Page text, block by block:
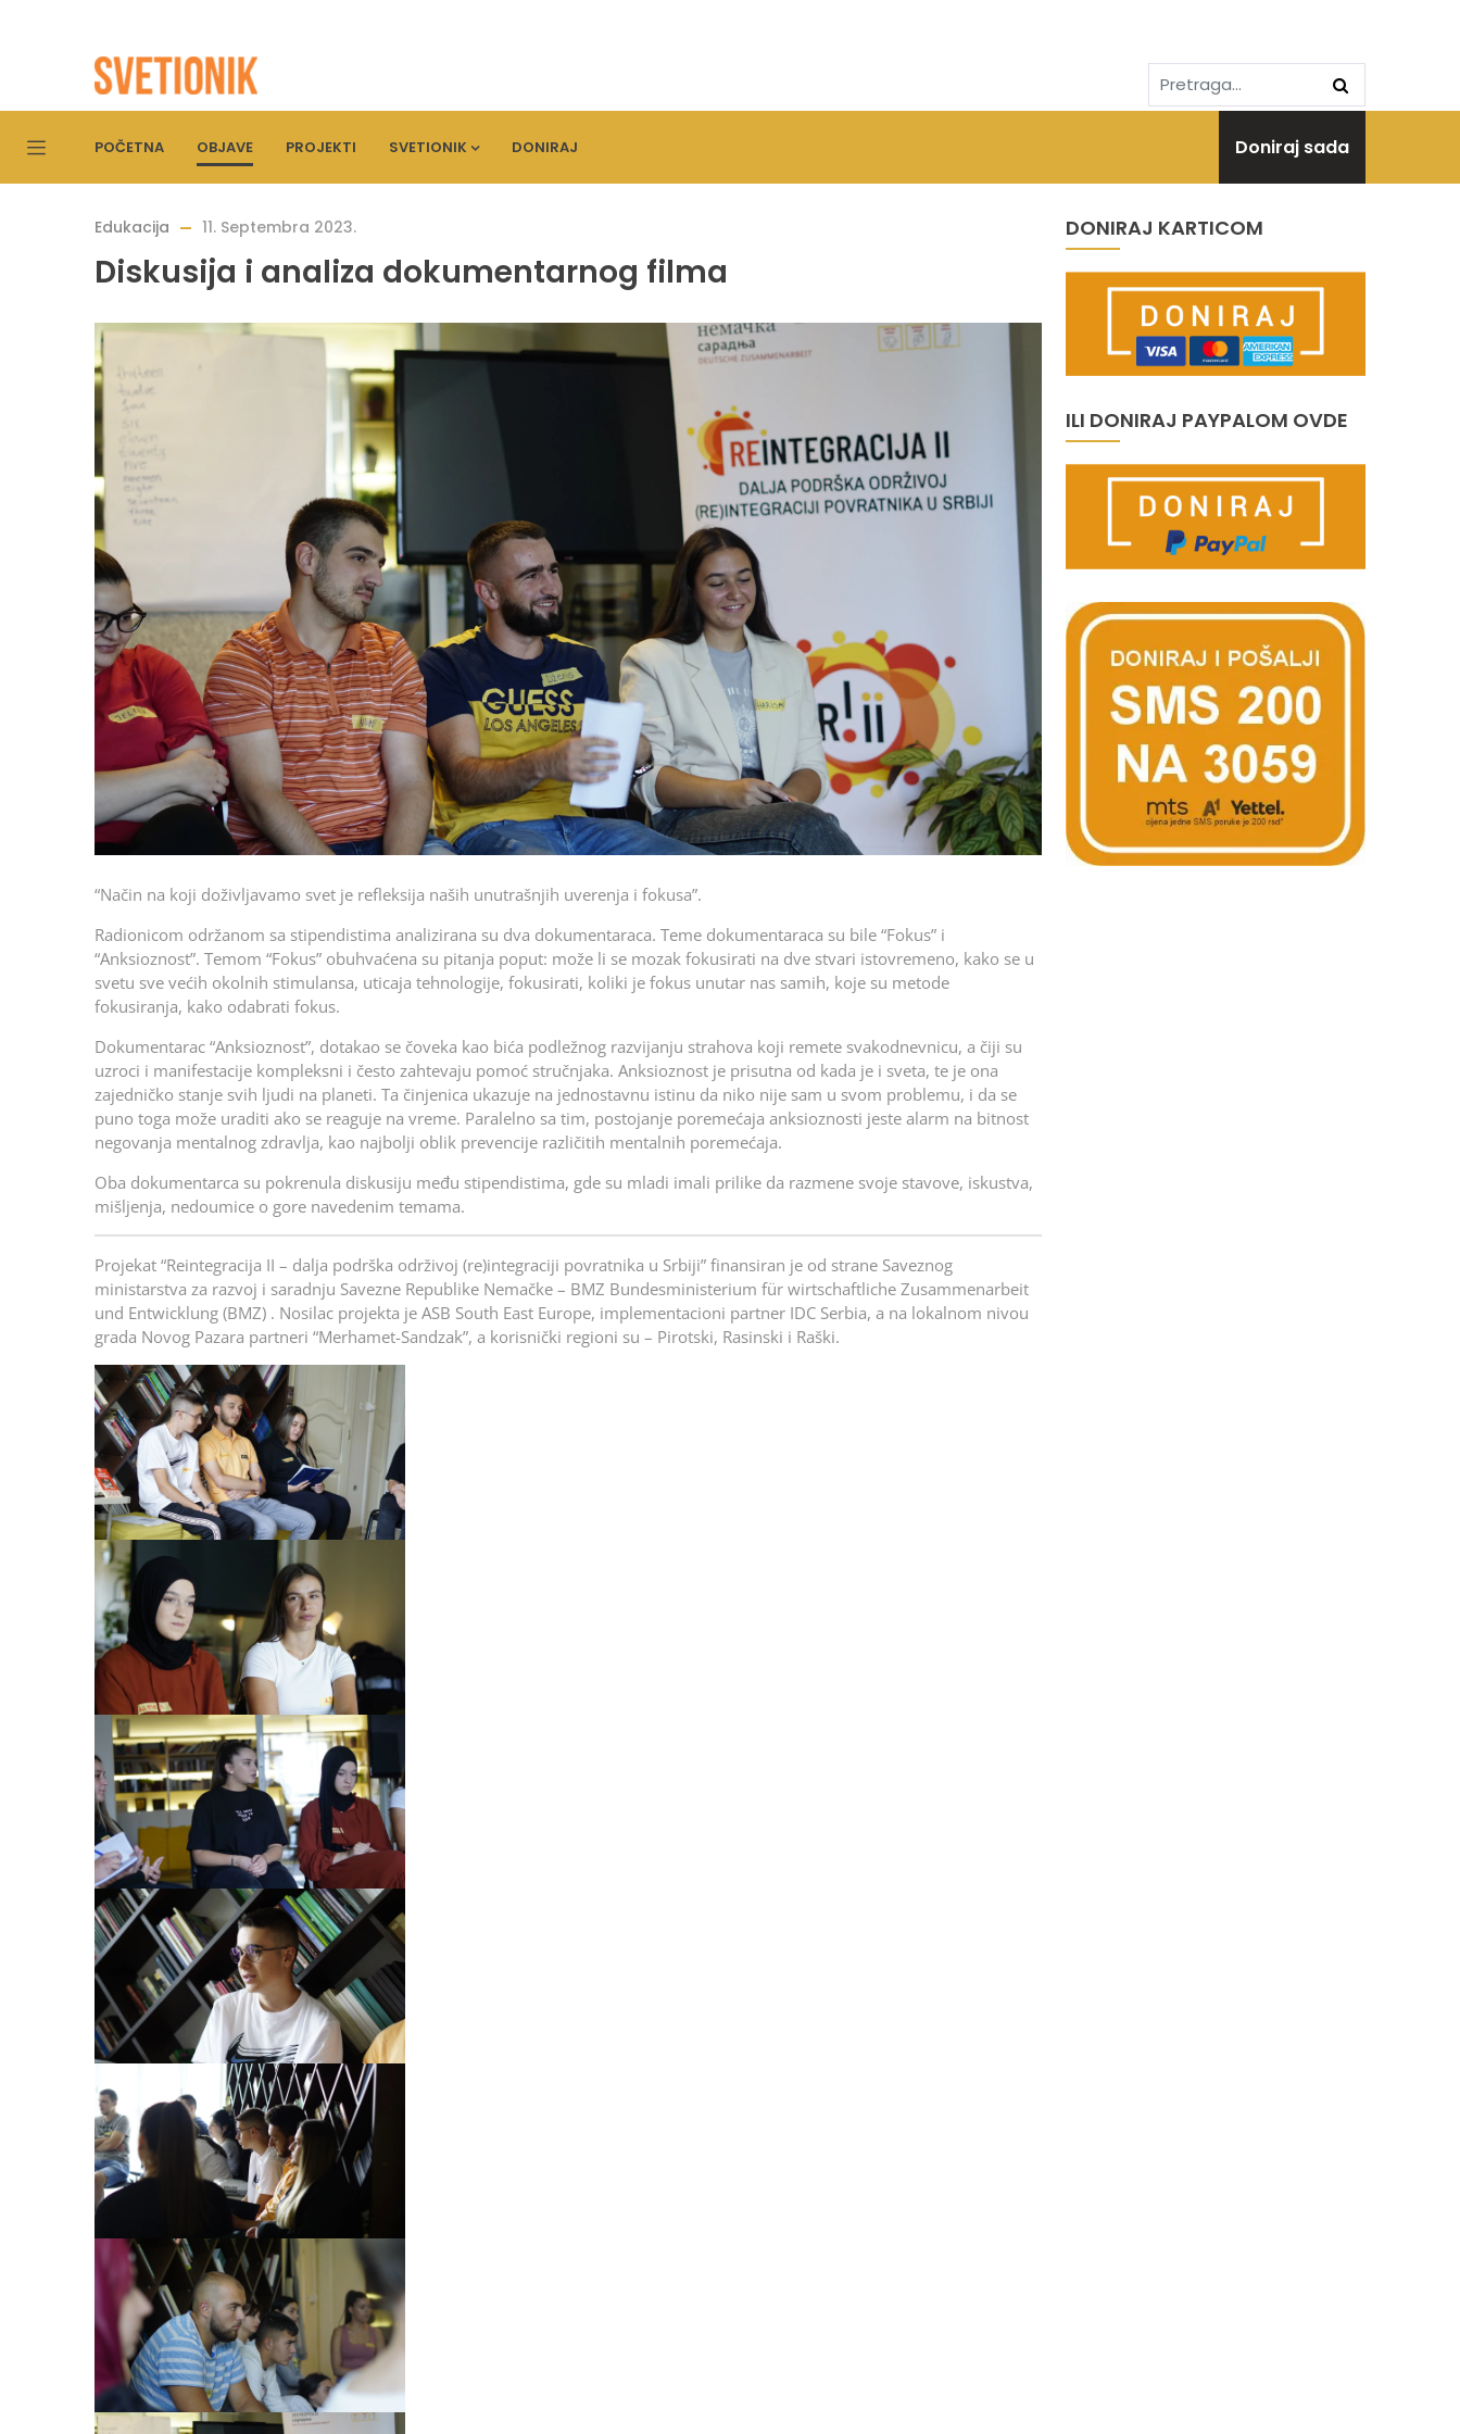
POČETNA OBJAVE PROJEKTI SVETIONIK DONIRAJ Doniraj sada
Edukacija 11. Septembra 2023.
Diskusija i analiza dokumentarnog filma
“Način na koji doživljavamo svet je refleksija naših unutrašnjih uverenja i fokusa”.
Radionicom održanom sa stipendistima analizirana su dva dokumentaraca. Teme dokumentaraca su bile “Fokus” i
“Anksioznost”. Temom “Fokus” obuhvaćena su pitanja poput: može li se mozak fokusirati na dve stvari istovremeno, kako se u
svetu sve većih okolnih stimulansa, uticaja tehnologije, fokusirati, koliki je fokus unutar nas samih, koje su metode
fokusiranja, kako odabrati fokus.
Dokumentarac “Anksioznost”, dotakao se čoveka kao bića podležnog razvijanju strahova koji remete svakodnevnicu, a čiji su
uzroci i manifestacije kompleksni i često zahtevaju pomoć stručnjaka. Anksioznost je prisutna od kada je i sveta, te je ona
zajedničko stanje svih ljudi na planeti. Ta činjenica ukazuje na jednostavnu istinu da niko nije sam u svom problemu, i da se
puno toga može uraditi ako se reaguje na vreme. Paralelno sa tim, postojanje poremećaja anksioznosti jeste alarm na bitnost
negovanja mentalnog zdravlja, kao najbolji oblik prevencije različitih mentalnih poremećaja.
Oba dokumentarca su pokrenula diskusiju među stipendistima, gde su mladi imali prilike da razmene svoje stavove, iskustva,
mišljenja, nedoumice o gore navedenim temama.
Projekat “Reintegracija II – dalja podrška održivoj (re)integraciji povratnika u Srbiji” finansiran je od strane Saveznog
ministarstva za razvoj i saradnju Savezne Republike Nemačke – BMZ Bundesministerium für wirtschaftliche Zusammenarbeit
und Entwicklung (BMZ) . Nosilac projekta je ASB South East Europe, implementacioni partner IDC Serbia, a na lokalnom nivou
grada Novog Pazara partneri “Merhamet-Sandzak”, a korisnički regioni su – Pirotski, Rasinski i Raški.
DONIRAJ KARTICOM
ILI DONIRAJ PAYPALOM OVDE